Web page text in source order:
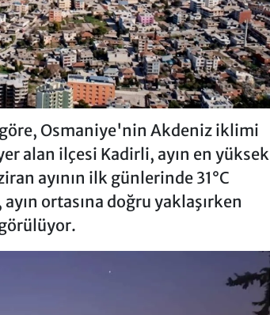
Osmaniye'nin Akdeniz iklimi
alan ilçesi Kadirli, ayın en yüksek
ayının ilk günlerinde 31°C
ortasına doğru yaklaşırken